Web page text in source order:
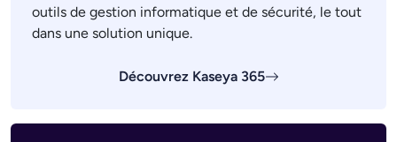
outils de gestion informatique et de sécurité, le tout
dans une solution unique.
Découvrez Kaseya 365